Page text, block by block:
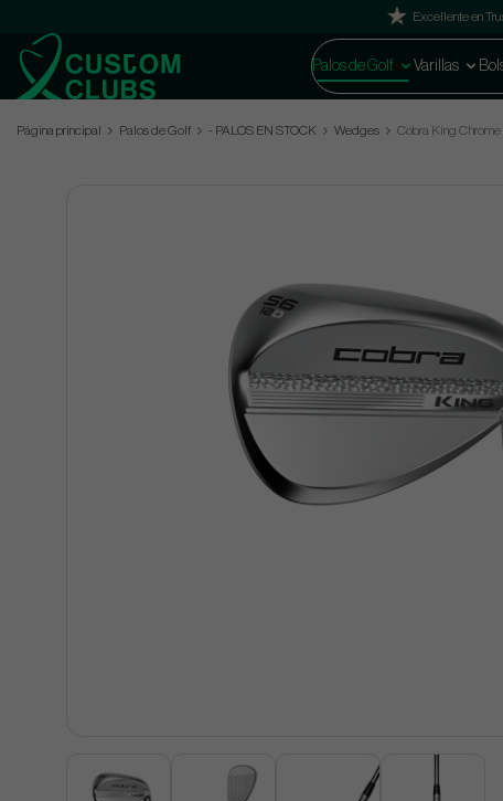
Excellente en
Palos de Golf Varillas
Página principal Palos de Golf - PALOS EN STOCK Wedges Cobra King Chrome